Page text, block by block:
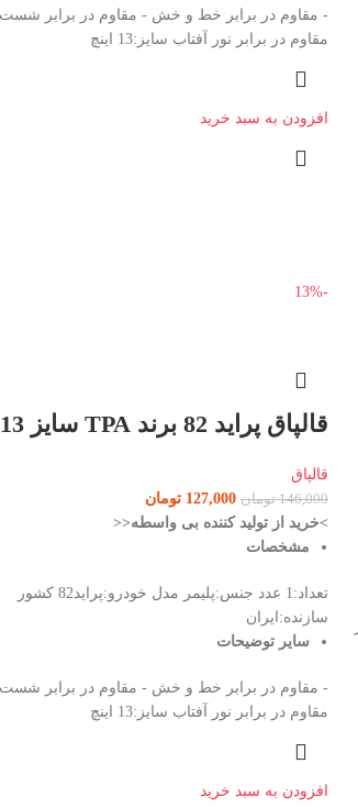
- مقاوم در برابر خط و خش - مقاوم در برابر
مقاوم در برابر نور آفتاب سایز:13 اینچ
افزودن به سبد خرید
-13%
قالپاق پراید 82 برند TPA سایز 13 اینچ
قالپاق
146,000 تومان 127,000 تومان
>خرید از تولید کننده بی واسطه<<
مشخصات
تعداد:1 عدد جنس:پلیمر مدل خودرو:پراید82 کشور
سازنده:ایران
سایر توضیحات
- مقاوم در برابر خط و خش - مقاوم در برابر
مقاوم در برابر نور آفتاب سایز:13 اینچ
افزودن به سبد خرید